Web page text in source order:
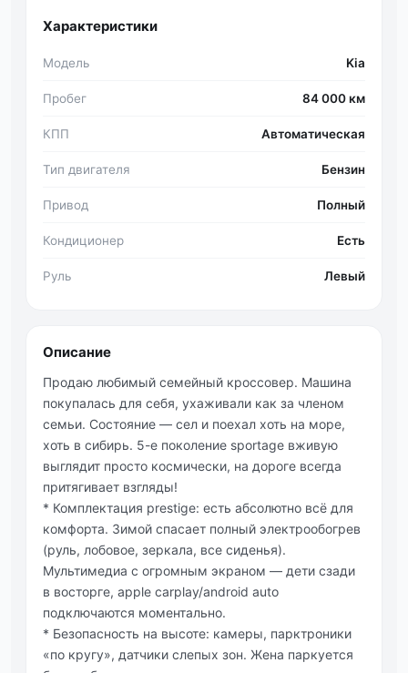
Характеристики
Модель Kia
Пробег 84 000 км
КПП Автоматическая
Тип двигателя Бензин
Привод Полный
Кондиционер Есть
Руль Левый
Описание
Продаю любимый семейный кроссовер. Машина
покупалась для себя, ухаживали как за членом
семьи. Состояние — сел и поехал хоть на море,
хоть в сибирь. 5-е поколение sportage вживую
выглядит просто космически, на дороге всегда
притягивает взгляды!
* Комплектация prestige: есть абсолютно всё для
комфорта. Зимой спасает полный электрообогрев
(руль, лобовое, зеркала, все сиденья).
Мультимедиа с огромным экраном — дети сзади
в восторге, apple carplay/android auto
подключаются моментально.
* Безопасность на высоте: камеры, парктроники
«по кругу», датчики слепых зон. Жена паркуется